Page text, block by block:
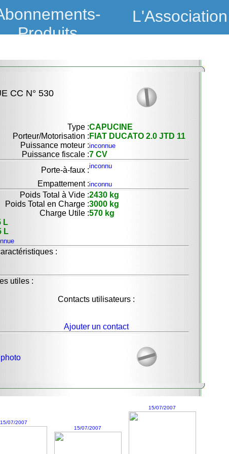
Produits
L'Association
CC N° 530
Type :CAPUCINE
Porteur/Motorisation : FIAT DUCATO 2.0 JTD 11
Puissance moteur :inconnue
Puissance fiscale :7 CV
Porte-à-faux :inconnu
Empattement :inconnu
Poids Total à Vide :2430 kg
Poids Total en Charge :3000 kg
Charge Utile :570 kg
L
L
:
utiles :
Contacts utilisateurs :
Ajouter un contact
15/07/2007
15/07/2007
15/07/2007